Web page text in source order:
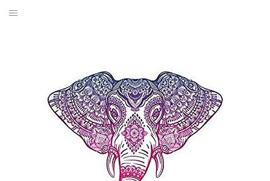
Skip
SEYAHAT REHBERI